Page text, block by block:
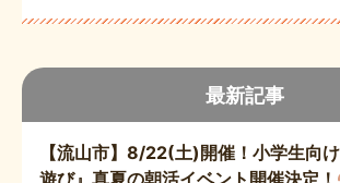
最新記事
【流山市】8/22(土)開催！小学生向